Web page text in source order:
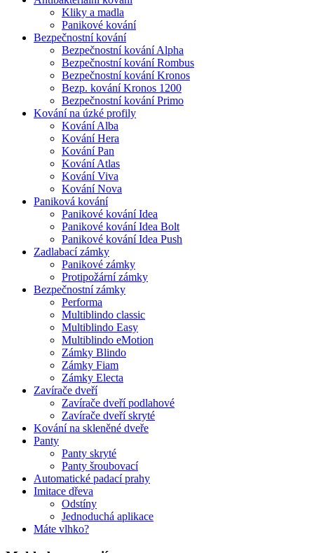
Kliky a madla
Panikové kování
Bezpečnostní kování
Bezpečnostní kování Alpha
Bezpečnostní kování Rombus
Bezpečnostní kování Kronos
Bezp. kování Kronos 1200
Bezpečnostní kování Primo
Kování na úzké profily
Kování Alba
Kování Hera
Kování Pan
Kování Atlas
Kování Viva
Kování Nova
Paniková kování
Panikové kování Idea
Panikové kování Idea Bolt
Panikové kování Idea Push
Zadlabací zámky
Panikové zámky
Protipožární zámky
Bezpečnostní zámky
Performa
Multiblindo classic
Multiblindo Easy
Multiblindo eMotion
Zámky Blindo
Zámky Fiam
Zámky Electa
Zavírače dveří
Zavírače dveří podlahové
Zavírače dveří skryté
Kování na skleněné dveře
Panty
Panty skryté
Panty šroubovací
Automatické padací prahy
Imitace dřeva
Odstíny
Jednoduchá aplikace
Máte vlhko?